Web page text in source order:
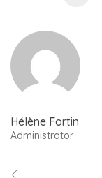
Hélène Fortin
Administrator